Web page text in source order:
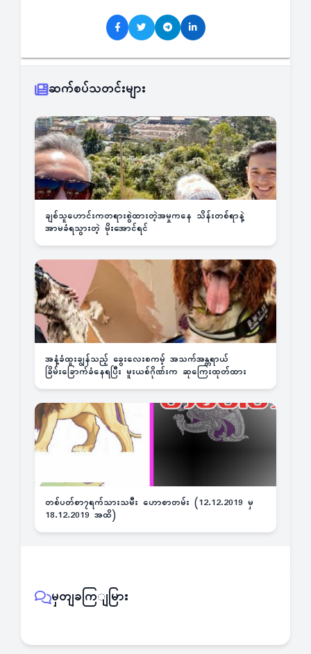
ဆက်စပ်သတင်းများ
ချစ်သူဟောင်းကတရားစွဲထားတဲ့အမှုကနေ သိန်းတစ်ရာနဲ့
အာမခံရသွားတဲ့ မိုးအောင်ရင်
အနံ့ခံထူးချွန်သည့် ခွေးလေးစကမ့် အသက်အန္တရာယ်
ခြိမ်းခြောက်ခံနေရပြီး မူးယစ်ဂိုဏ်းက ဆုကြေးထုတ်ထား
တစ်ပတ်စာ၇ရက်သားသမီး ဟောစာတမ်း (12.12.2019 မှ
18.12.2019 အထိ)
မှတျခကြျမြား